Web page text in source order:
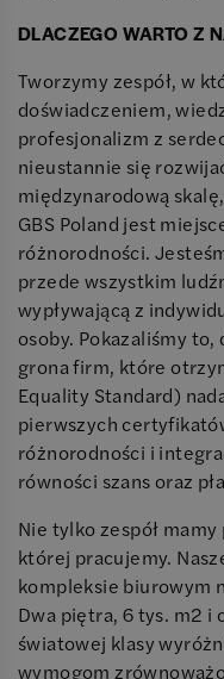
DLACZEGO WARTO Z
Tworzymy zespół, w
doświadczeniem,
profesjonalizm z
nieustannie się
międzynarodową
GBS Poland jest
różnorodności.
przede wszystkim
wypływającą z
osoby. Pokazaliśmy
grona firm, które
Equality Standard)
pierwszych
różnorodności i
równości szans oraz
Nie tylko zespół
której pracujemy.
kompleksie biurowym
Dwa piętra, 6 tys. m2 i
światowej klasy
wymogom